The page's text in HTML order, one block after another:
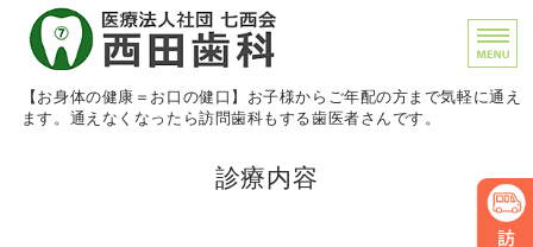
神戸市ポートアイランドみ
【お身体の健康＝お口の健口】お子様からご年配の方まで気軽に通え
ます。通えなくなったら訪問歯科もする歯医者さんです。
診療内容